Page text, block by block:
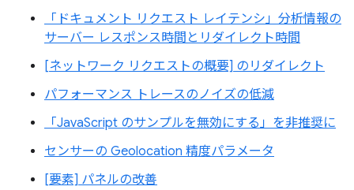
「ドキュメント リクエスト レイテンシ」分析情報の
サーバー レスポンス時間とリダイレクト時間
[ネットワーク リクエストの概要] のリダイレクト
パフォーマンス トレースのノイズの低減
「JavaScript のサンプルを無効にする」を非推奨に
センサーの Geolocation 精度パラメータ
[要素] パネルの改善